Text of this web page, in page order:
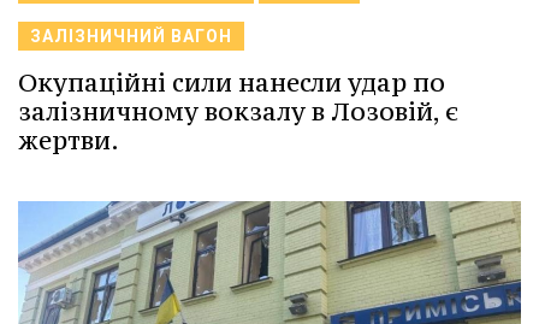
ЗАЛІЗНИЧНИЙ ВАГОН
Окупаційні сили нанесли удар по
залізничному вокзалу в Лозовій, є
жертви.